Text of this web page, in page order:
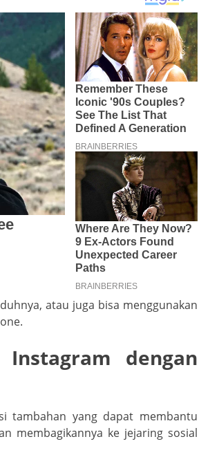
atau juga bisa menggunakan
dengan
tambahan yang dapat membantu
membagikannya ke jejaring sosial